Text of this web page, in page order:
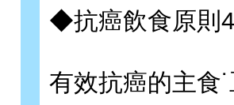
◆抗癌飲食原則
有效抗癌的主食